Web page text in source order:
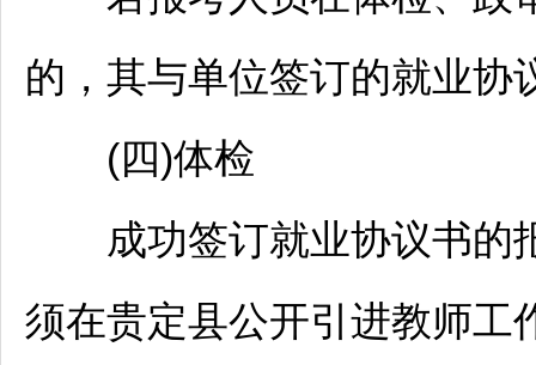
的，其与单位签订的就业协
(四)体检
成功签订就业协议书的
须在贵定县公开引进教师工